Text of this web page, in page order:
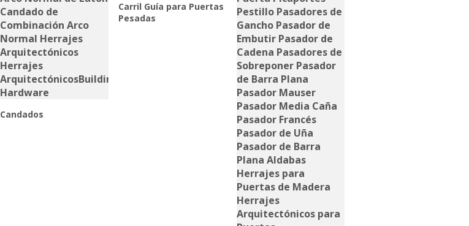
Candados
Carril Guía para Puertas
Pesadas